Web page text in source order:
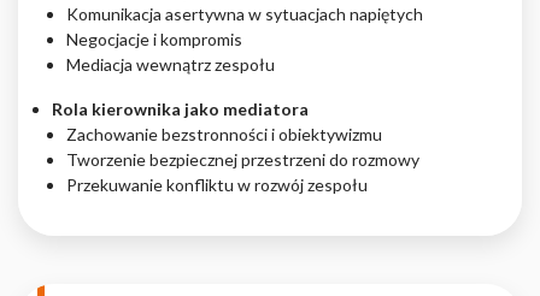
Komunikacja asertywna w sytuacjach napiętych
Negocjacje i kompromis
Mediacja wewnątrz zespołu
Rola kierownika jako mediatora
Zachowanie bezstronności i obiektywizmu
Tworzenie bezpiecznej przestrzeni do rozmowy
Przekuwanie konfliktu w rozwój zespołu